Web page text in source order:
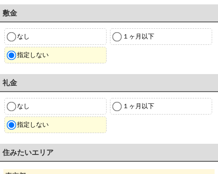
敷金
なし １ヶ月以下
指定しない
礼金
なし １ヶ月以下
指定しない
住みたいエリア